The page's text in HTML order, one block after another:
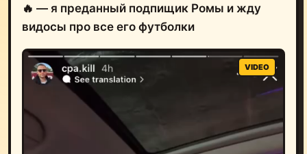
🔥 — я преданный подпищик Ромы и жду
видосы про все его футболки